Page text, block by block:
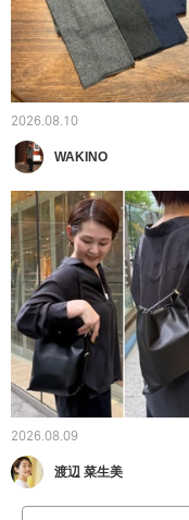
2026.08.10
WAKINO
2026.08.09
渡辺 菜生美